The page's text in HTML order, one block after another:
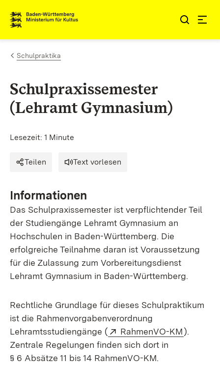
Zum Inhalt springen
Link zur Startseite
Schulpraktika
Schulpraxissemester
(Lehramt Gymnasium)
Lesezeit: 1 Minute
Teilen Text vorlesen
Informationen
Das Schulpraxissemester ist verpflichtender Teil
der Studiengänge Lehramt Gymnasium an
Hochschulen in Baden-Württemberg. Die
erfolgreiche Teilnahme daran ist Voraussetzung
für die Zulassung zum Vorbereitungsdienst
Lehramt Gymnasium in Baden-Württemberg.
Rechtliche Grundlage für dieses Schulpraktikum
ist die Rahmenvorgabenverordnung
Lehramtsstudiengänge (
Extern:
RahmenVO-KM(Öffnet
).
Zentrale Regelungen finden sich dort in
§ 6 Absätze 11 bis 14 RahmenVO-KM.